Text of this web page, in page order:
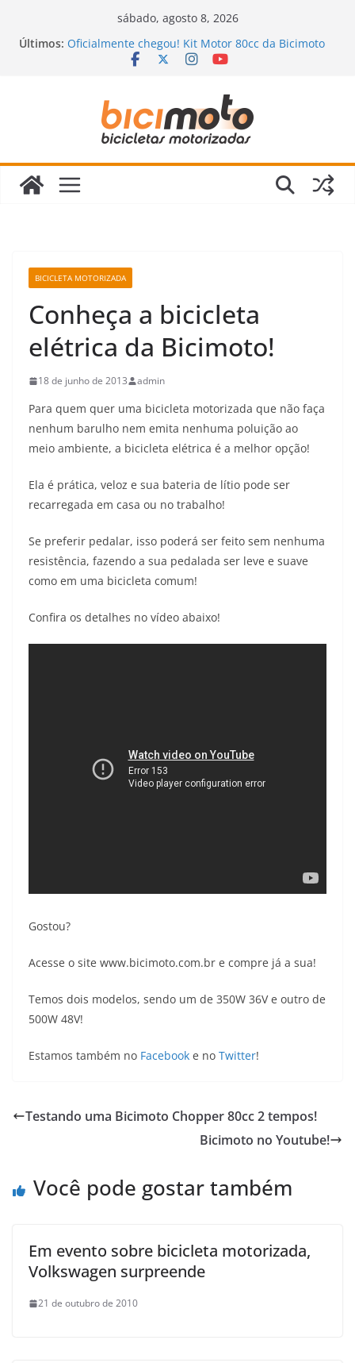
sábado, agosto 8, 2026
Últimos: Oficialmente chegou! Kit Motor 80cc da Bicimoto
Bicimoto na Chuva? Dicas para andar com
segurança
Bicicleta Motorizada: Vale a Pena Mesmo?
Revisão da Bicicleta Motorizada 2 Tempos:
Quando Fazer e Quais Itens Verificar?
BICICLETA MOTORIZADA
Conheça a bicicleta
elétrica da Bicimoto!
18 de junho de 2013 admin
Para quem quer uma bicicleta motorizada que não faça
nenhum barulho nem emita nenhuma poluição ao
meio ambiente, a bicicleta elétrica é a melhor opção!
Ela é prática, veloz e sua bateria de lítio pode ser
recarregada em casa ou no trabalho!
Se preferir pedalar, isso poderá ser feito sem nenhuma
resistência, fazendo a sua pedalada ser leve e suave
como em uma bicicleta comum!
Confira os detalhes no vídeo abaixo!
Gostou?
Acesse o site www.bicimoto.com.br e compre já a sua!
Temos dois modelos, sendo um de 350W 36V e outro de
500W 48V!
Estamos também no Facebook e no Twitter!
Testando uma Bicimoto Chopper 80cc 2 tempos!
Bicimoto no Youtube!
Você pode gostar também
Em evento sobre bicicleta motorizada,
Volkswagen surpreende
21 de outubro de 2010